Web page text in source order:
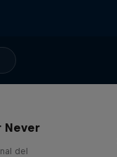
Never
del